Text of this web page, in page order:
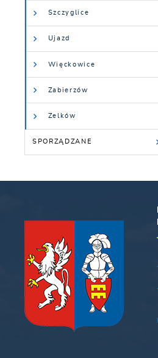
Szczyglice
Ujazd
Więckowice
Zabierzów
Zelków
SPORZĄDZANE